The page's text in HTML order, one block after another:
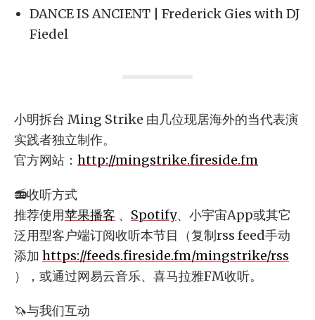
DANCE IS ANCIENT | Frederick Gies with DJ
Fiedel
小明拆台 Ming Strike 由几位现居海外的当代表演
实践者独立制作。
官方网站： http://mingstrike.fireside.fm
📻收听方式
推荐使用苹果播客 、 Spotify、小宇宙App或其它
泛用型客户端订阅收听本节目（复制rss feed手动
添加 https://feeds.fireside.fm/mingstrike/rss
），或通过网易云音乐、喜马拉雅FM收听。
🦄与我们互动